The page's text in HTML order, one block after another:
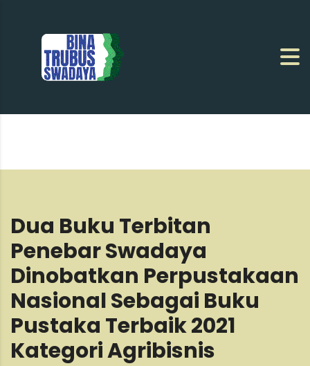
Dua Buku Terbitan
Penebar Swadaya
Dinobatkan Perpustakaan
Nasional Sebagai Buku
Pustaka Terbaik 2021
Kategori Agribisnis